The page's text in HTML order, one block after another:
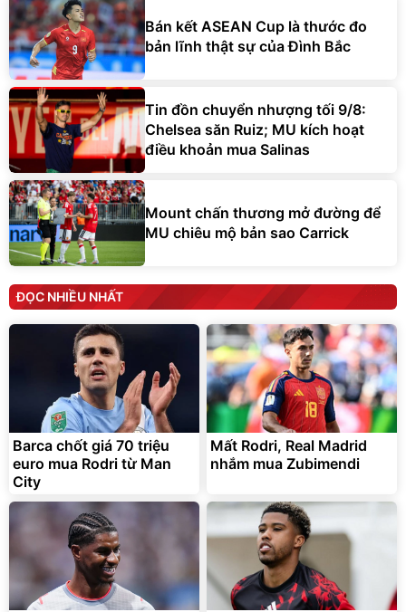
Bán kết ASEAN Cup là thước đo
bản lĩnh thật sự của Đình Bắc
Tin đồn chuyển nhượng tối 9/8:
Chelsea săn Ruiz; MU kích hoạt
điều khoản mua Salinas
Mount chấn thương mở đường để
MU chiêu mộ bản sao Carrick
ĐỌC NHIỀU NHẤT
Barca chốt giá 70 triệu
euro mua Rodri từ Man
City
Mất Rodri, Real Madrid
nhắm mua Zubimendi